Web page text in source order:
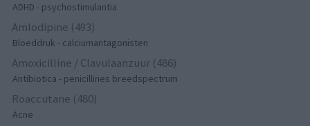
ADHD - psychostimulantia
Amlodipine (493)
Bloeddruk - calciumantagonisten
Amoxicilline / Clavulaanzuur (486)
Antibiotica - penicillines breedspectrum
Roaccutane (480)
Acne